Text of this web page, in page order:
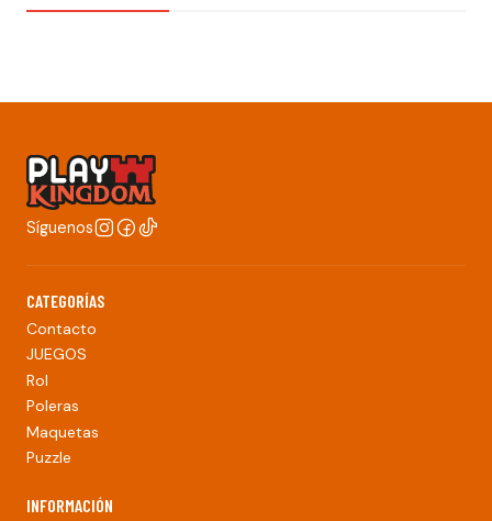
Síguenos
CATEGORÍAS
Contacto
JUEGOS
Rol
Poleras
Maquetas
Puzzle
INFORMACIÓN